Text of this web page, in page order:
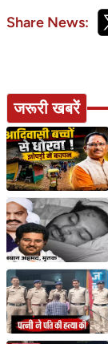
Share News:
जरूरी खबरें